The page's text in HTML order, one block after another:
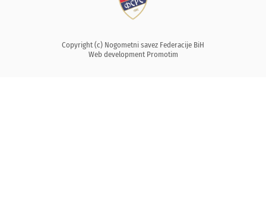
Copyright (c) Nogometni savez Federacije BiH
Web development Promotim